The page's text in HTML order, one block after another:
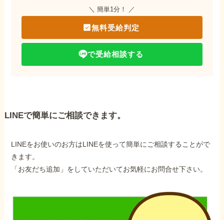
＼ 簡単1分！ ／
無料受給判定
で受給相談する
LINEで簡単にご相談できます。
LINEをお使いのお方はLINEを使って簡単にご相談することがで
きます。
「お友だち追加」をしていただいてお気軽にお問合せ下さい。